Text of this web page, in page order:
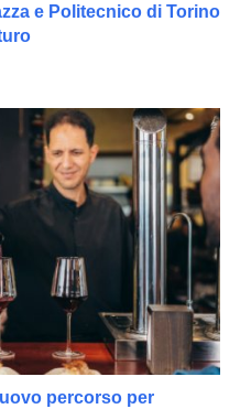
e Politecnico di Torino
percorso per